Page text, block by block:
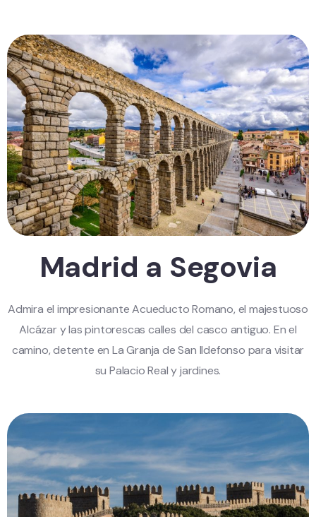
Madrid a Segovia
Admira el impresionante Acueducto Romano, el majestuoso
Alcázar y las pintorescas calles del casco antiguo. En el
camino, detente en La Granja de San Ildefonso para visitar
su Palacio Real y jardines.